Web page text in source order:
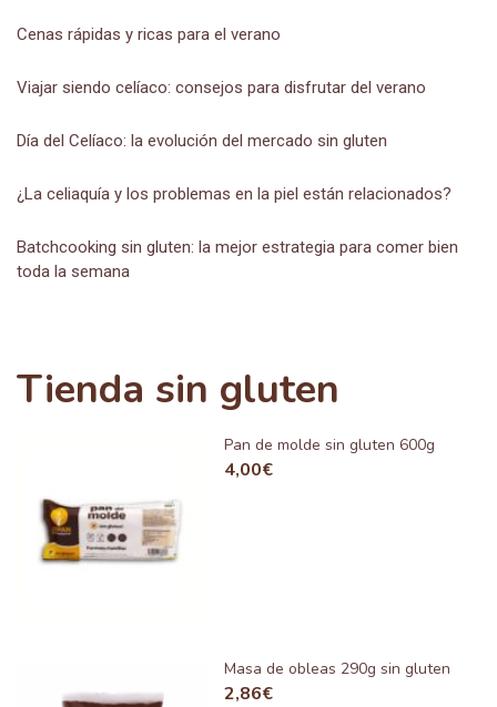
Cenas rápidas y ricas para el verano
Viajar siendo celíaco: consejos para disfrutar del verano
Día del Celíaco: la evolución del mercado sin gluten
¿La celiaquía y los problemas en la piel están relacionados?
Batchcooking sin gluten: la mejor estrategia para comer bien
toda la semana
Tienda sin gluten
Pan de molde sin gluten 600g
4,00€
Masa de obleas 290g sin gluten
2,86€